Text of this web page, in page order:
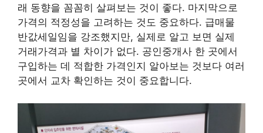
래 동향을 꼼꼼히 살펴보는 것이 좋다. 마지막으로
가격의 적정성을 고려하는 것도 중요하다. 급매물
반값세일임을 강조했지만, 실제로 알고 보면 실제
거래가격과 별 차이가 없다. 공인중개사 한 곳에서
구입하는 데 적합한 가격인지 알아보는 것보다 여러
곳에서 교차 확인하는 것이 중요합니다.